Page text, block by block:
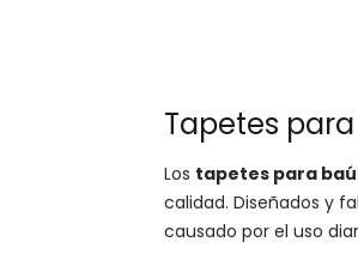
Tapetes
Los tapetes para
calidad. Diseñados y
causado por el uso